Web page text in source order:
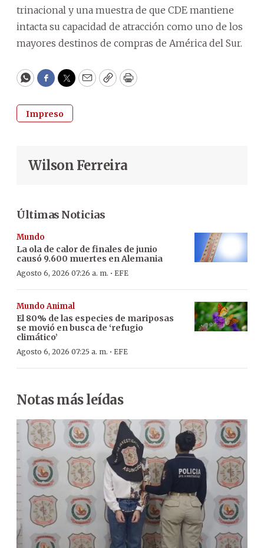
trinacional y una muestra de que CDE mantiene
intacta su capacidad de atracción como uno de los
mayores destinos de compras de América del Sur.
WhatsApp
Facebook
Twitter
EmailCopyPrint
Impreso
Wilson Ferreira
Últimas Noticias
Mundo
La ola de calor de finales de junio
causó 9.600 muertes en Alemania
Agosto 6, 2026 07:26 a. m. · EFE
Mundo Animal
El 80% de las especies de mariposas
se movió en busca de ‘refugio
climático’
Agosto 6, 2026 07:25 a. m. · EFE
Notas más leídas